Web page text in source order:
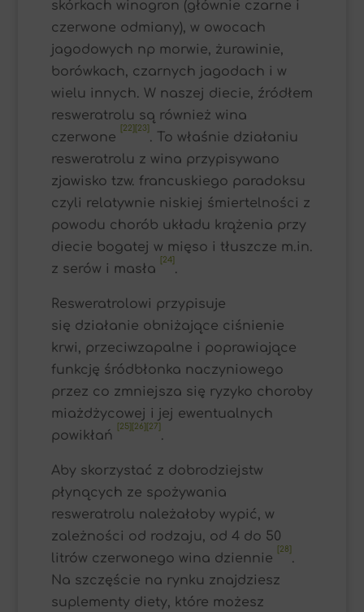
skórkach winogron (głównie czarne i
czerwone odmiany), w owocach
jagodowych np morwie, żurawinie,
borówkach, czarnych jagodach i w
wielu innych. W naszej diecie, źródłem
resweratrolu są również wina
czerwone
[22][23]
. To właśnie działaniu
resweratrolu z wina przypisywano
zjawisko tzw. francuskiego paradoksu
czyli relatywnie niskiej śmiertelności z
powodu chorób układu krążenia przy
diecie bogatej w mięso i tłuszcze m.in.
z serów i masła
[24]
.
Resweratrolowi przypisuje
się działanie obniżające ciśnienie
krwi, przeciwzapalne i poprawiające
funkcję śródbłonka naczyniowego
przez co zmniejsza się ryzyko choroby
miażdżycowej i jej ewentualnych
powikłań
[25][26][27]
.
Aby skorzystać z dobrodziejstw
płynących ze spożywania
resweratrolu należałoby wypić, w
zależności od rodzaju, od 4 do 50
litrów czerwonego wina dziennie
[28]
.
Na szczęście na rynku znajdziesz
suplementy diety, które możesz